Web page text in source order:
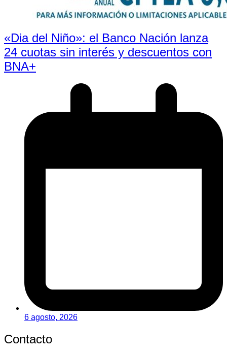
«Dia del Niño»: el Banco Nación lanza
24 cuotas sin interés y descuentos con
BNA+
6 agosto, 2026
Contacto